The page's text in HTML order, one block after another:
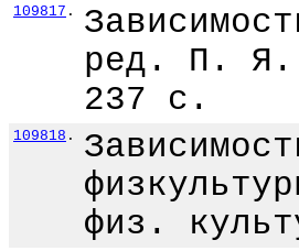
109817 .
ред. П. Я.
237 с.
109818 .
физ.